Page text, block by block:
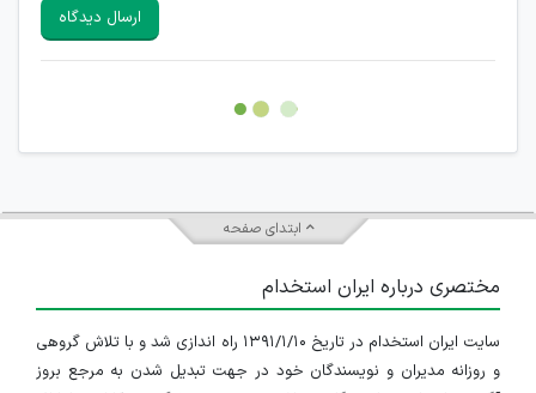
هرگونه تحریک، تحقیر و کنایه به سایر افراد (مسئول و غیر مسئول)
غیر مجاز می باشد.
امکان هماهنگی برای هرگونه ملاقات حضوری چه به صورت دسته
ارسال دیدگاه
ابتدای صفحه
مختصری درباره ایران استخدام
سایت ایران استخدام در تاریخ ۱۳۹۱/۱/۱۰ راه اندازی شد و با تلاش گروهی
و روزانه مدیران و نویسندگان خود در جهت تبدیل شدن به مرجع بروز